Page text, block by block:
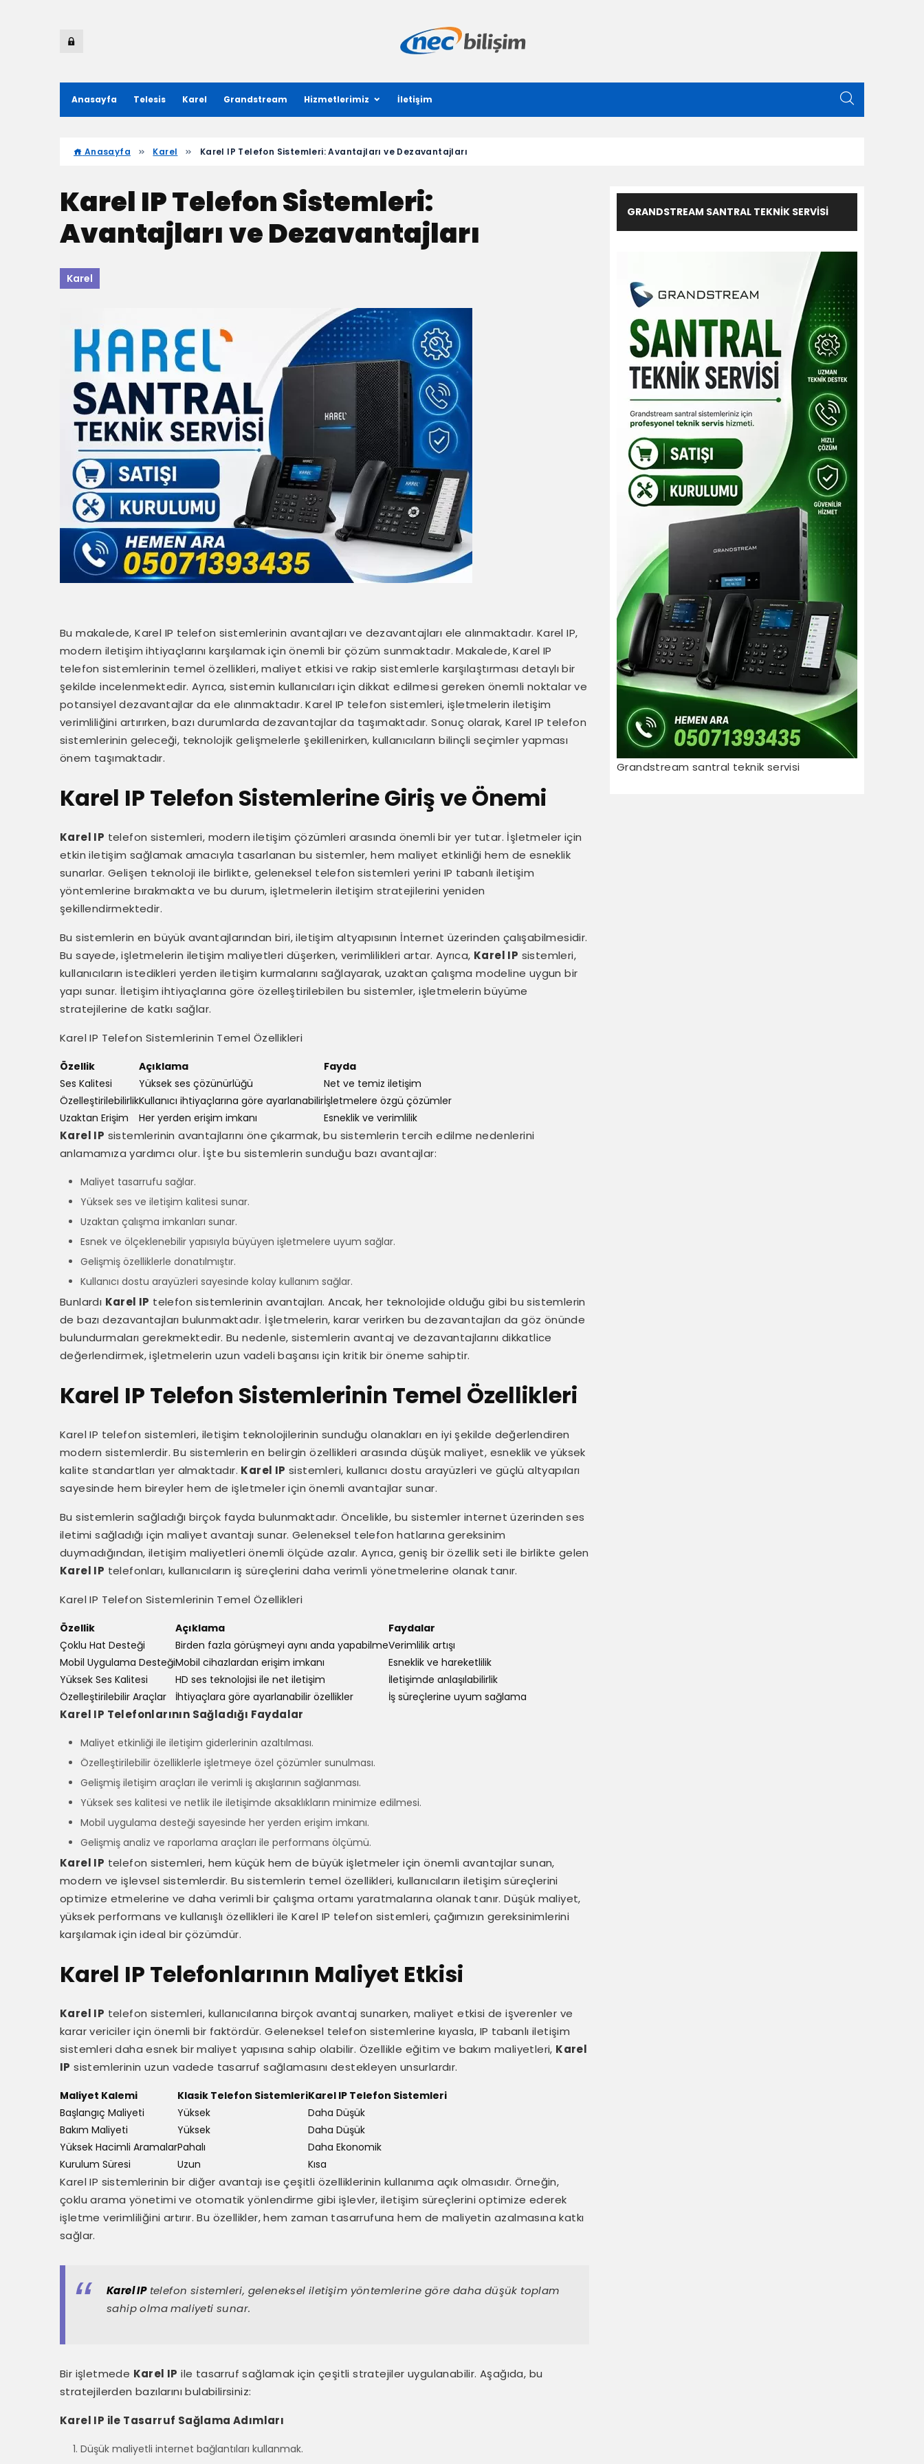
Anasayfa Telesis Karel Grandstream Hizmetlerimiz İletişim
Anasayfa Karel Karel IP Telefon Sistemleri: Avantajları ve Dezavantajları
Karel IP Telefon Sistemleri:
Avantajları ve Dezavantajları
Karel
Bu makalede, Karel IP telefon sistemlerinin avantajları ve dezavantajları ele alınmaktadır. Karel IP,
modern iletişim ihtiyaçlarını karşılamak için önemli bir çözüm sunmaktadır. Makalede, Karel IP
telefon sistemlerinin temel özellikleri, maliyet etkisi ve rakip sistemlerle karşılaştırması detaylı bir
şekilde incelenmektedir. Ayrıca, sistemin kullanıcıları için dikkat edilmesi gereken önemli noktalar ve
potansiyel dezavantajlar da ele alınmaktadır. Karel IP telefon sistemleri, işletmelerin iletişim
verimliliğini artırırken, bazı durumlarda dezavantajlar da taşımaktadır. Sonuç olarak, Karel IP telefon
sistemlerinin geleceği, teknolojik gelişmelerle şekillenirken, kullanıcıların bilinçli seçimler yapması
önem taşımaktadır.
Karel IP Telefon Sistemlerine Giriş ve Önemi
Karel IP telefon sistemleri, modern iletişim çözümleri arasında önemli bir yer tutar. İşletmeler için
etkin iletişim sağlamak amacıyla tasarlanan bu sistemler, hem maliyet etkinliği hem de esneklik
sunarlar. Gelişen teknoloji ile birlikte, geleneksel telefon sistemleri yerini IP tabanlı iletişim
yöntemlerine bırakmakta ve bu durum, işletmelerin iletişim stratejilerini yeniden
şekillendirmektedir.
Bu sistemlerin en büyük avantajlarından biri, iletişim altyapısının İnternet üzerinden çalışabilmesidir.
Bu sayede, işletmelerin iletişim maliyetleri düşerken, verimlilikleri artar. Ayrıca, Karel IP sistemleri,
kullanıcıların istedikleri yerden iletişim kurmalarını sağlayarak, uzaktan çalışma modeline uygun bir
yapı sunar. İletişim ihtiyaçlarına göre özelleştirilebilen bu sistemler, işletmelerin büyüme
stratejilerine de katkı sağlar.
Karel IP Telefon Sistemlerinin Temel Özellikleri
Özellik Açıklama
Fayda
Ses Kalitesi
Yüksek ses çözünürlüğü
Net ve temiz iletişim
ÖzelleştirilebilirlikKullanıcı ihtiyaçlarına göre ayarlanabilirİşletmelere özgü çözümler
Uzaktan Erişim
Her yerden erişim imkanı Esneklik ve verimlilik
Karel IP sistemlerinin avantajlarını öne çıkarmak, bu sistemlerin tercih edilme nedenlerini
anlamamıza yardımcı olur. İşte bu sistemlerin sunduğu bazı avantajlar:
Maliyet tasarrufu sağlar.
Yüksek ses ve iletişim kalitesi sunar.
Uzaktan çalışma imkanları sunar.
Esnek ve ölçeklenebilir yapısıyla büyüyen işletmelere uyum sağlar.
Gelişmiş özelliklerle donatılmıştır.
Kullanıcı dostu arayüzleri sayesinde kolay kullanım sağlar.
Bunlardı Karel IP telefon sistemlerinin avantajları. Ancak, her teknolojide olduğu gibi bu sistemlerin
de bazı dezavantajları bulunmaktadır. İşletmelerin, karar verirken bu dezavantajları da göz önünde
bulundurmaları gerekmektedir. Bu nedenle, sistemlerin avantaj ve dezavantajlarını dikkatlice
değerlendirmek, işletmelerin uzun vadeli başarısı için kritik bir öneme sahiptir.
Karel IP Telefon Sistemlerinin Temel Özellikleri
Karel IP telefon sistemleri, iletişim teknolojilerinin sunduğu olanakları en iyi şekilde değerlendiren
modern sistemlerdir. Bu sistemlerin en belirgin özellikleri arasında düşük maliyet, esneklik ve yüksek
kalite standartları yer almaktadır. Karel IP sistemleri, kullanıcı dostu arayüzleri ve güçlü altyapıları
sayesinde hem bireyler hem de işletmeler için önemli avantajlar sunar.
Bu sistemlerin sağladığı birçok fayda bulunmaktadır. Öncelikle, bu sistemler internet üzerinden ses
iletimi sağladığı için maliyet avantajı sunar. Geleneksel telefon hatlarına gereksinim
duymadığından, iletişim maliyetleri önemli ölçüde azalır. Ayrıca, geniş bir özellik seti ile birlikte gelen
Karel IP telefonları, kullanıcıların iş süreçlerini daha verimli yönetmelerine olanak tanır.
Karel IP Telefon Sistemlerinin Temel Özellikleri
Özellik Açıklama
Faydalar
Çoklu Hat Desteği
Birden fazla görüşmeyi aynı anda yapabilmeVerimlilik artışı
Mobil Uygulama DesteğiMobil cihazlardan erişim imkanı
Esneklik ve hareketlilik
Yüksek Ses Kalitesi
HD ses teknolojisi ile net iletişim
İletişimde anlaşılabilirlik
Özelleştirilebilir Araçlar
İhtiyaçlara göre ayarlanabilir özellikler İş süreçlerine uyum sağlama
Karel IP Telefonlarının Sağladığı Faydalar
Maliyet etkinliği ile iletişim giderlerinin azaltılması.
Özelleştirilebilir özelliklerle işletmeye özel çözümler sunulması.
Gelişmiş iletişim araçları ile verimli iş akışlarının sağlanması.
Yüksek ses kalitesi ve netlik ile iletişimde aksaklıkların minimize edilmesi.
Mobil uygulama desteği sayesinde her yerden erişim imkanı.
Gelişmiş analiz ve raporlama araçları ile performans ölçümü.
Karel IP telefon sistemleri, hem küçük hem de büyük işletmeler için önemli avantajlar sunan,
modern ve işlevsel sistemlerdir. Bu sistemlerin temel özellikleri, kullanıcıların iletişim süreçlerini
optimize etmelerine ve daha verimli bir çalışma ortamı yaratmalarına olanak tanır. Düşük maliyet,
yüksek performans ve kullanışlı özellikleri ile Karel IP telefon sistemleri, çağımızın gereksinimlerini
karşılamak için ideal bir çözümdür.
Karel IP Telefonlarının Maliyet Etkisi
Karel IP telefon sistemleri, kullanıcılarına birçok avantaj sunarken, maliyet etkisi de işverenler ve
karar vericiler için önemli bir faktördür. Geleneksel telefon sistemlerine kıyasla, IP tabanlı iletişim
sistemleri daha esnek bir maliyet yapısına sahip olabilir. Özellikle eğitim ve bakım maliyetleri, Karel
IP sistemlerinin uzun vadede tasarruf sağlamasını destekleyen unsurlardır.
Maliyet Kalemi Klasik Telefon SistemleriKarel IP Telefon Sistemleri
Başlangıç Maliyeti
Yüksek
Daha Düşük
Bakım Maliyeti
Yüksek
Daha Düşük
Yüksek Hacimli AramalarPahalı
Daha Ekonomik
Kurulum Süresi
Uzun Kısa
Karel IP sistemlerinin bir diğer avantajı ise çeşitli özelliklerinin kullanıma açık olmasıdır. Örneğin,
çoklu arama yönetimi ve otomatik yönlendirme gibi işlevler, iletişim süreçlerini optimize ederek
işletme verimliliğini artırır. Bu özellikler, hem zaman tasarrufuna hem de maliyetin azalmasına katkı
sağlar.
Karel IPtelefon sistemleri, geleneksel iletişim yöntemlerine göre daha düşük toplam
sahip olma maliyeti sunar.
Bir işletmede Karel IP ile tasarruf sağlamak için çeşitli stratejiler uygulanabilir. Aşağıda, bu
stratejilerden bazılarını bulabilirsiniz:
Karel IP ile Tasarruf Sağlama Adımları
Düşük maliyetli internet bağlantıları kullanmak.
GRANDSTREAM SANTRAL TEKNIK SERVISI
Grandstream santral teknik servisi